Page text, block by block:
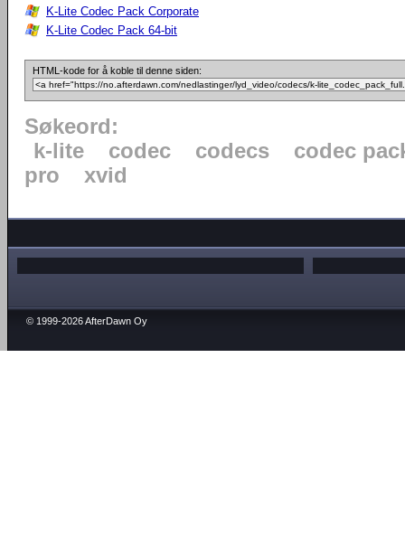
K-Lite Codec Pack Corporate
K-Lite Codec Pack 64-bit
HTML-kode for å koble til denne siden:
Søkeord:
k-lite
codec codecs
codec
pro
xvid
© 1999-2026 AfterDawn Oy